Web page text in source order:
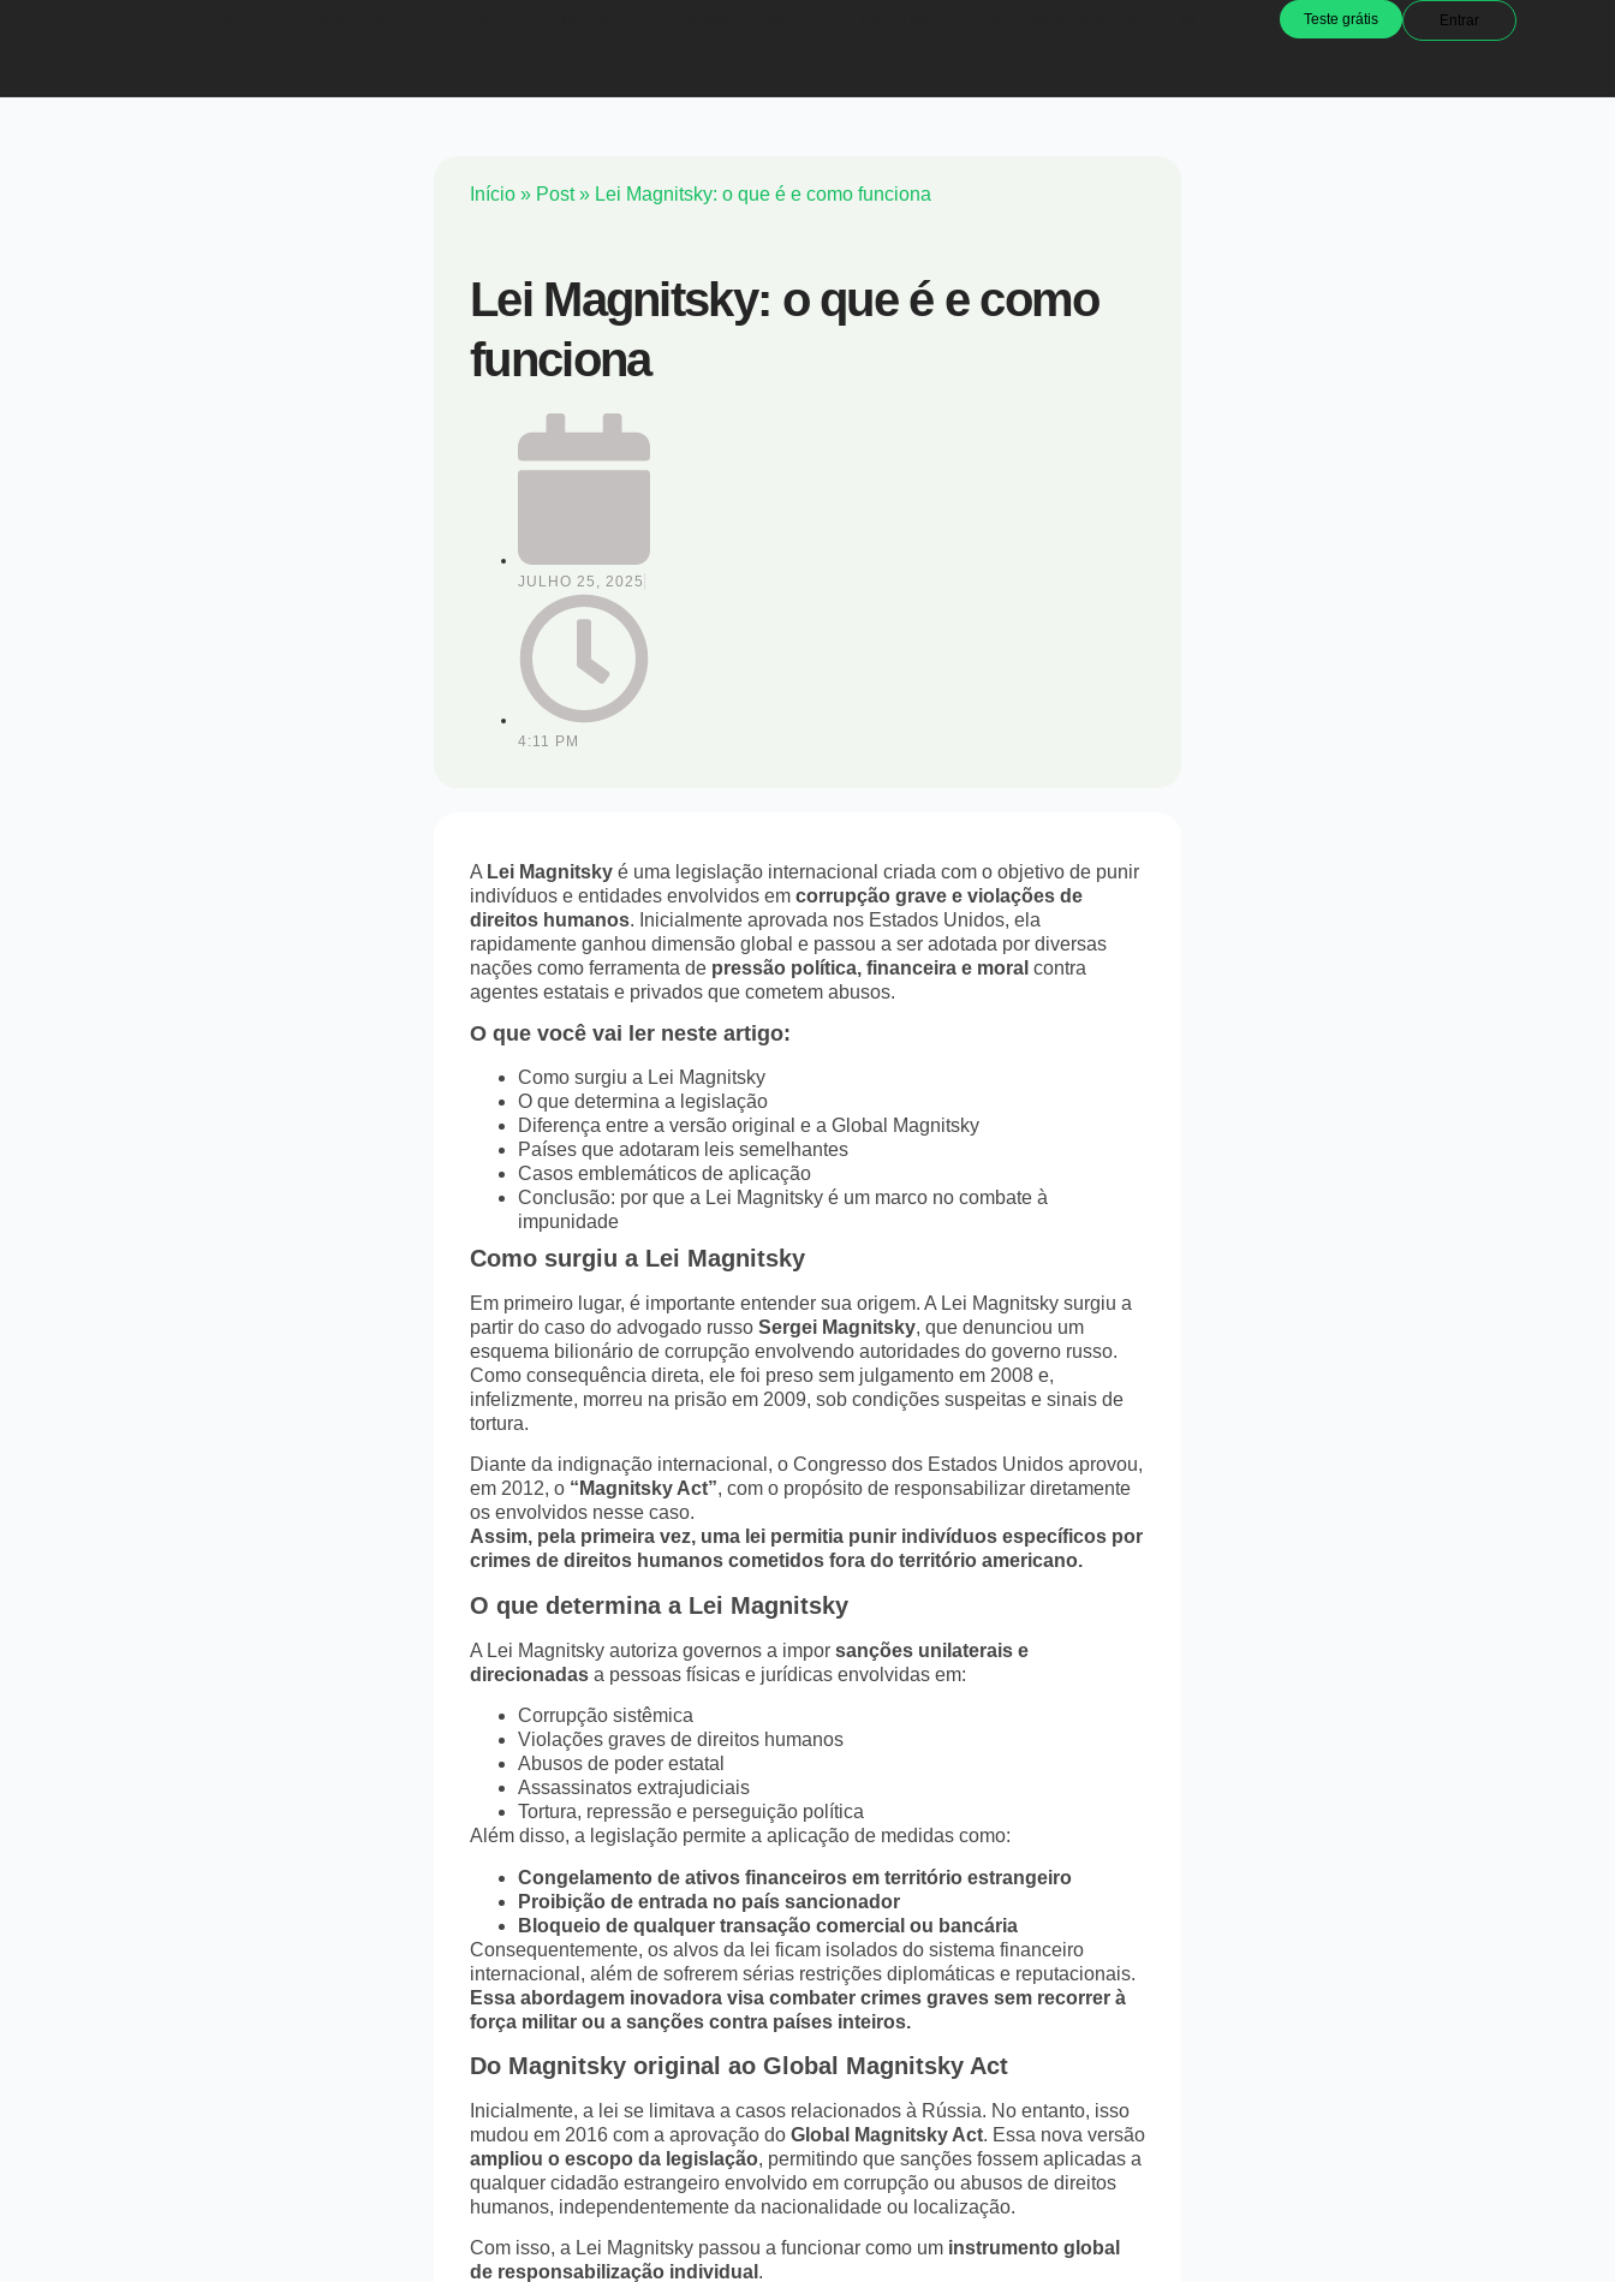
Teste grátis Entrar
Início » Post» Lei Magnitsky: o que é e como funciona
Lei Magnitsky: o que é e como
funciona
JULHO 25, 2025
4:11 PM
A Lei Magnitsky é uma legislação internacional criada com o objetivo de punir
indivíduos e entidades envolvidos em corrupção grave e violações de
direitos humanos. Inicialmente aprovada nos Estados Unidos, ela
rapidamente ganhou dimensão global e passou a ser adotada por diversas
nações como ferramenta de pressão política, financeira e moral contra
agentes estatais e privados que cometem abusos.
O que você vai ler neste artigo:
Como surgiu a Lei Magnitsky
O que determina a legislação
Diferença entre a versão original e a Global Magnitsky
Países que adotaram leis semelhantes
Casos emblemáticos de aplicação
Conclusão: por que a Lei Magnitsky é um marco no combate à
impunidade
Como surgiu a Lei Magnitsky
Em primeiro lugar, é importante entender sua origem. A Lei Magnitsky surgiu a
partir do caso do advogado russo Sergei Magnitsky, que denunciou um
esquema bilionário de corrupção envolvendo autoridades do governo russo.
Como consequência direta, ele foi preso sem julgamento em 2008 e,
infelizmente, morreu na prisão em 2009, sob condições suspeitas e sinais de
tortura.
Diante da indignação internacional, o Congresso dos Estados Unidos aprovou,
em 2012, o “Magnitsky Act”, com o propósito de responsabilizar diretamente
os envolvidos nesse caso.
Assim, pela primeira vez, uma lei permitia punir indivíduos específicos por
crimes de direitos humanos cometidos fora do território americano.
O que determina a Lei Magnitsky
A Lei Magnitsky autoriza governos a impor sanções unilaterais e
direcionadas a pessoas físicas e jurídicas envolvidas em:
Corrupção sistêmica
Violações graves de direitos humanos
Abusos de poder estatal
Assassinatos extrajudiciais
Tortura, repressão e perseguição política
Além disso, a legislação permite a aplicação de medidas como:
Congelamento de ativos financeiros em território estrangeiro
Proibição de entrada no país sancionador
Bloqueio de qualquer transação comercial ou bancária
Consequentemente, os alvos da lei ficam isolados do sistema financeiro
internacional, além de sofrerem sérias restrições diplomáticas e reputacionais.
Essa abordagem inovadora visa combater crimes graves sem recorrer à
força militar ou a sanções contra países inteiros.
Do Magnitsky original ao Global Magnitsky Act
Inicialmente, a lei se limitava a casos relacionados à Rússia. No entanto, isso
mudou em 2016 com a aprovação do Global Magnitsky Act. Essa nova versão
ampliou o escopo da legislação, permitindo que sanções fossem aplicadas a
qualquer cidadão estrangeiro envolvido em corrupção ou abusos de direitos
humanos, independentemente da nacionalidade ou localização.
Com isso, a Lei Magnitsky passou a funcionar como um instrumento global
de responsabilização individual .